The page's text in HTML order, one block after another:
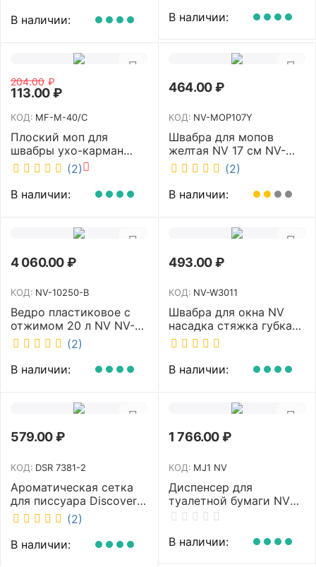
В наличии:
В наличии:
204.00 ₽
113.00₽
КОД: MF-M-40/C
Плоский моп для
швабры ухо-карман
белый 40 см NV MF-M-
40/C
(2)
В наличии:
464.00₽
КОД: NV-MOP107Y
Швабра для мопов
желтая NV 17 см NV-
MOP107Y (2)
В наличии:
4 060.00₽
КОД: NV-10250-B
Ведро пластиковое с
отжимом 20 л NV NV-
10250-B
(2)
В наличии:
493.00₽
КОД: NV-W3011
Швабра для окна NV
насадка стяжка губка
30 см телескопическая
рукоятка 70-110 см NV-
W3011
В наличии:
579.00₽
КОД: DSR 7381-2
Ароматическая сетка
для писсуара Discover
аромат Queen DSR
7381-2
(2)
В наличии:
1 766.00₽
КОД: MJ1 NV
Диспенсер для
туалетной бумаги NV
белый MJ1 NV
В наличии: